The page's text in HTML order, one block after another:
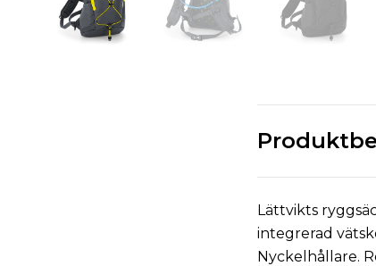
Lättvikts
integrerad
Nyckelhållare.